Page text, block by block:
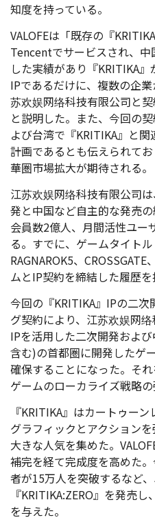
知度を持っている。
VALOFEは「既存の『
Tencentでサービスされ、
した実績があり『KRITIKA
IPであるだけに、複数の企
苏欢娱网络科技有限公司と
と説明した。また、今回の
よび台湾で『KRITIKA』と
計画であるとも伝えられて
華圏市場拡大が期待される。
江苏欢娱网络科技有限公司
発と中国など自主的な発売
会員数2億人、月間活性ユー
る。すでに、ゲームタイトル
RAGNAROK5、
ムとIP契約を締結した履歴を
今回の『KRITIKA』IPの二
グ契約により、江苏欢娱网
IPを活用した二次開発およ
含む)の首都圏に開発したゲ
確保することになった。そ
ゲームのローカライズ戦略の
『KRITIKA』はカートゥー
グラフィックとアクション
大きな人気を集めた。
補完を経て完成度を高めた
者が15万人を突破するなど
『KRITIKA:ZERO』を発売
を与えた。